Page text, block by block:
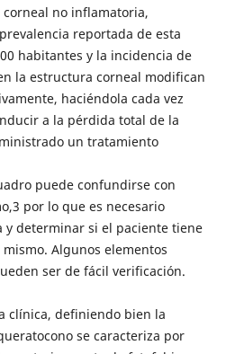
no inflamatoria,
reportada de esta
habitantes y la incidencia de
la estructura corneal modifican
haciéndola cada vez
a la pérdida total de la
un tratamiento
puede confundirse con
por lo que es necesario
y determinar si el paciente tiene
Algunos elementos
ser de fácil verificación.
clínica, definiendo bien la
se caracteriza por